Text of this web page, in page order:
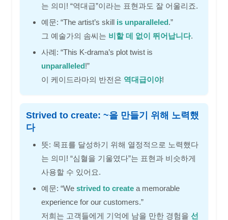
는 의미! “역대급”이라는 표현과도 잘 어울리죠.
예문: “The artist’s skill is unparalleled.”
그 예술가의 솜씨는 비할 데 없이 뛰어납니다.
사례: “This K-drama’s plot twist is
unparalleled!”
이 케이드라마의 반전은 역대급이야!
Strived to create: ~을 만들기 위해 노력했
다
뜻: 목표를 달성하기 위해 열정적으로 노력했다
는 의미! “심혈을 기울였다”는 표현과 비슷하게
사용할 수 있어요.
예문: “We strived to create a memorable
experience for our customers.”
저희는 고객들에게 기억에 남을 만한 경험을 선